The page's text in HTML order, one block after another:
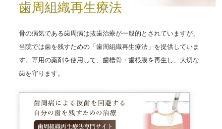
歯周組織再生療法
骨の病気である歯周病は抜歯治療が一般的とされていますが、
当院では歯を残すための「歯周組織再生療法」を提供していま
す。専用の薬剤を使用して、歯槽骨・歯根膜を再生し、大切な
歯を守ります。